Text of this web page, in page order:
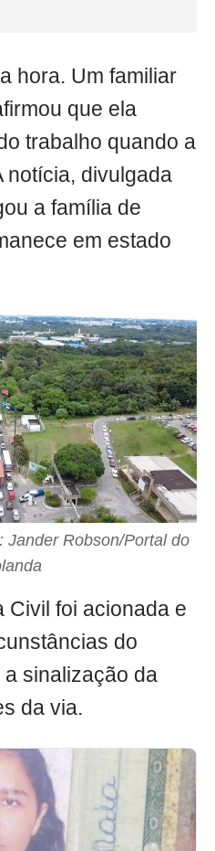
hora. Um familiar
que ela
trabalho quando a
notícia, divulgada
a família de
em estado
Jander Robson/Portal do
Civil foi acionada e
do
sinalização da
da via.